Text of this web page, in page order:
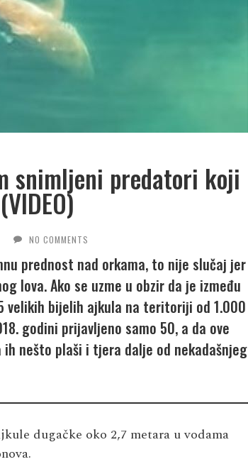
snimljeni predatori koji
NO COMMENTS
prednost nad orkama, to nije slučaj jer
lova. Ako se uzme u obzir da je između
velikih bijelih ajkula na teritoriji od 1.000
godini prijavljeno samo 50, a da ove
nešto plaši i tjera dalje od nekadašnjeg
dugačke oko 2,7 metara u vodama